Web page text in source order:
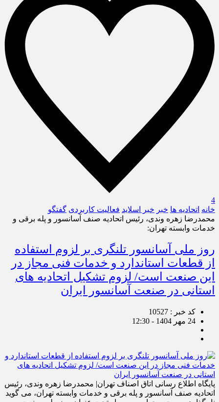
4
خانه اتحادیه ها خبر خبر اسلايد فعالیت کاربردی گفتگو
محمدرضا زهره وندی، رئیس اتحادیه صنف آسانسور و پله برقی و
خدمات وابسته تهران:
روز ملی آسانسور تلنگری بر لزوم استفاده
از قطعات استاندارد و خدمات فنی مجاز در
این صنعت است/ لزوم تشکیل اتحادیه های
استانی در صنعت آسانسور ایران
کد خبر : 10527
24 مهر 1404 - 12:30
پایگاه اطلاع رسانی اتاق اصناف تهران| محمدرضا زهره وندی، رئیس
اتحادیه صنف آسانسور و پله برقی و خدمات وابسته تهران، می گوید